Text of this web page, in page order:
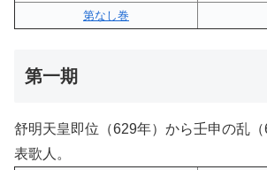
第なし巻
第一期
舒明天皇即位（629年）から壬申の乱
表歌人。